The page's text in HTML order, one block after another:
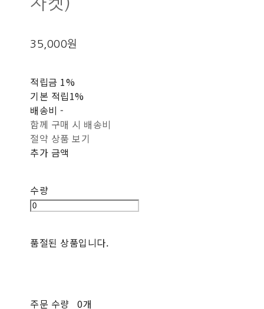
35,000원
적립금 1%
기본 적립1%
배송비-
함께 구매 시 배송비
절약 상품 보기
추가 금액
수량
품절된 상품입니다.
주문 수량 0개